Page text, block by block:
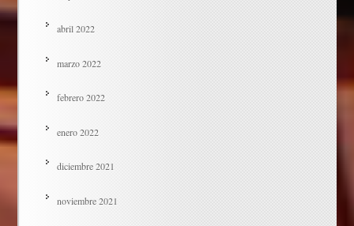
abril 2022
marzo 2022
febrero 2022
enero 2022
diciembre 2021
noviembre 2021